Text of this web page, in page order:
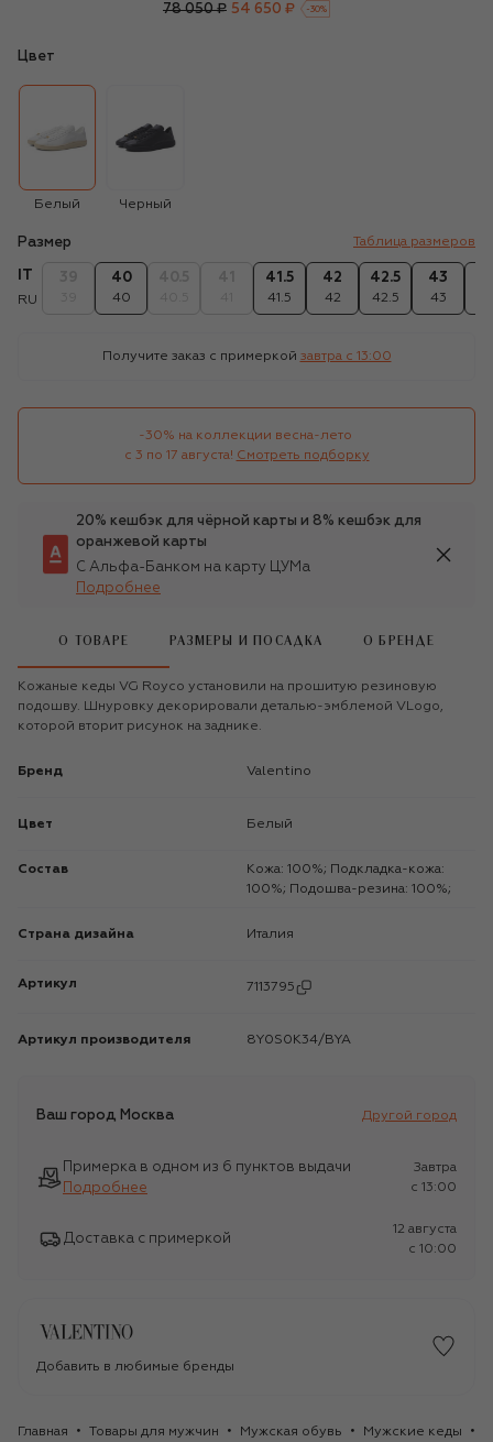
78 050 ₽ 54 650 ₽ -30%
Цвет
Белый Черный
Размер Таблица размеров
RU
40
40
41.5
41.5
42
42
42.5
42.5
43
43
Получите заказ с примеркой завтра c 13:00
-30% на коллекции весна-лето
с 3 по 17 августа! Смотреть подборку
20% кешбэк для чёрной карты и 8% кешбэк для
оранжевой карты
С Альфа-Банком на карту ЦУМа
Подробнее
О ТОВАРЕ РАЗМЕРЫ И ПОСАДКА О БРЕНДЕ
Кожаные кеды VG Royco установили на прошитую резиновую
подошву. Шнуровку декорировали деталью-эмблемой VLogo,
которой вторит рисунок на заднике.
Бренд Valentino
Цвет Белый
Состав
Кожа: 100%; Подкладка-кожа:
100%; Подошва-резина: 100%;
Страна дизайна Италия
Артикул 7113795
Артикул производителя 8Y0S0K34/BYA
Ваш город Москва Другой город
Примерка в одном из 6 пунктов выдачи
Подробнее
Завтра
c 13:00
Доставка с примеркой
12 августа
c 10:00
Добавить в любимые бренды
Главная Товары для мужчин Мужская обувь Мужские кеды